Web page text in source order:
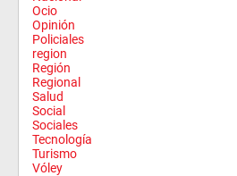
Ocio
Opinión
Policiales
region
Región
Regional
Salud
Social
Sociales
Tecnología
Turismo
Vóley